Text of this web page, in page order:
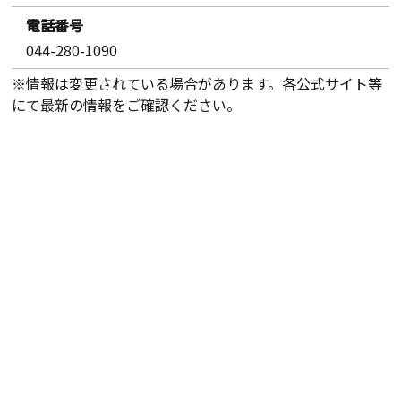
電話番号
044-280-1090
※情報は変更されている場合があります。各公式サイト等
にて最新の情報をご確認ください。